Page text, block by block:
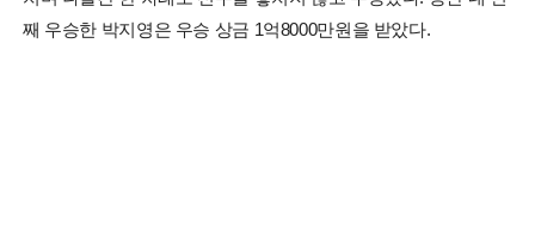
째 우승한 박지영은 우승 상금 1억8000만원을 받았다.